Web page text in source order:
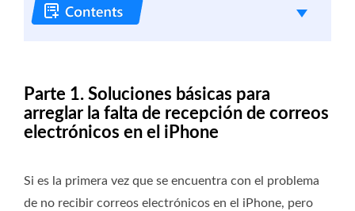
Parte 1. Soluciones básicas para
arreglar la falta de recepción de correos
electrónicos en el iPhone
Si es la primera vez que se encuentra con el problema
de no recibir correos electrónicos en el iPhone, pero